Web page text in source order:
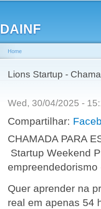
DAINF
You are here
Home
Lions Startup -
Wed, 30/04/2025 -
Compartilhar:
CHAMADA PARA
Startup Weekend
empreendedorismo
Quer aprender na
real em apenas 54